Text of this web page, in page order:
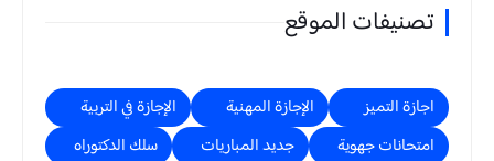
تصنيفات الموقع
اجازة التميز الإجازة المهنية
الإجازة في التربية
امتحانات جهوية
جديد المباريات
سلك الدكتوراه